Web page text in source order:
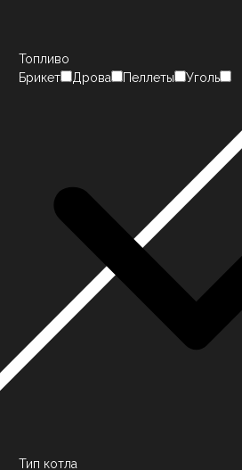
Топливо
Брикет
Дрова Пеллеты Уголь
Тип котла